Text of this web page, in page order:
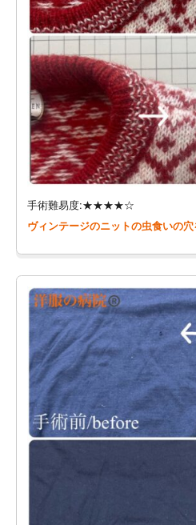
手術難易度:★★★★☆
ヴィンテージのニットの虫食いの